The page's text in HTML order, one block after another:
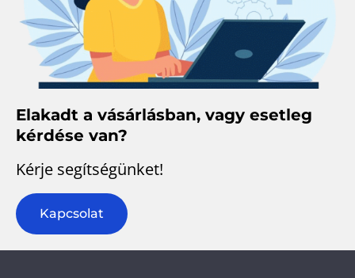
Elakadt a vásárlásban, vagy esetleg
kérdése van?
Kérje segítségünket!
Kapcsolat